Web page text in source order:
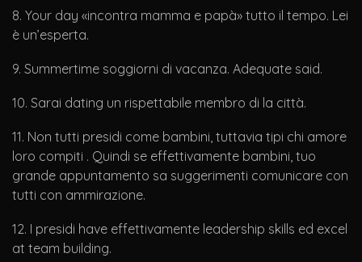
8. Your day «incontra mamma e papà» tutto il tempo. Lei
è un’esperta.
9. Summertime soggiorni di vacanza. Adequate said.
10. Sarai dating un rispettabile membro di la città.
11. Non tutti presidi come bambini, tuttavia tipi chi amore
loro compiti . Quindi se effettivamente bambini, tuo
grande appuntamento sa suggerimenti comunicare con
tutti con ammirazione.
12. I presidi have effettivamente leadership skills ed excel
at team building.